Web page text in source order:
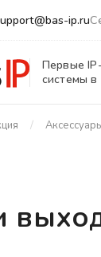
ip.ru
Первые
системы в